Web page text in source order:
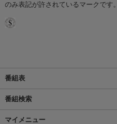
のみ表記が許されているマークです。
番組表
番組検索
マイメニュー